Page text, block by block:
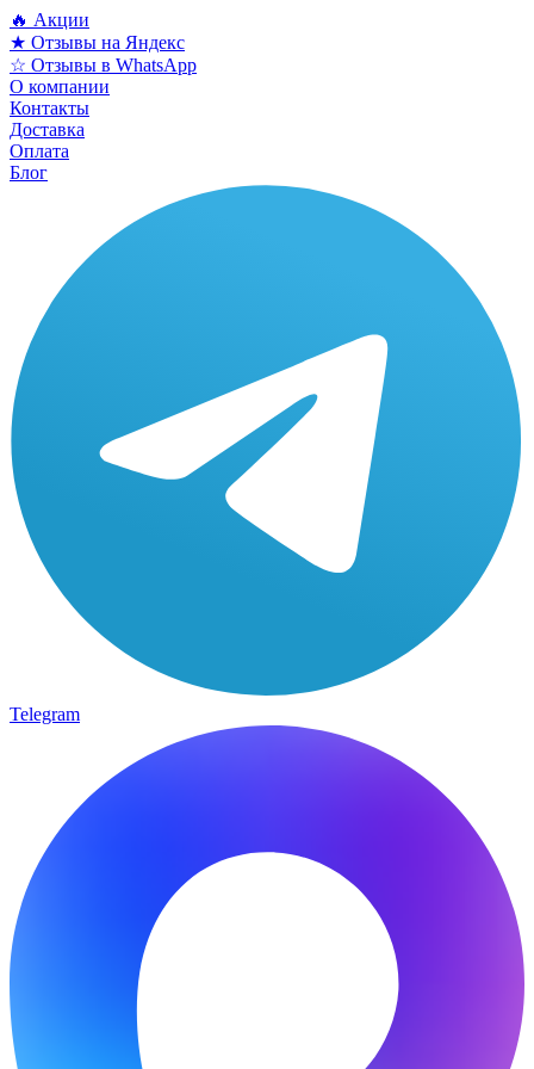
🔥 Акции
★ Отзывы на Яндекс
☆ Отзывы в WhatsApp
О компании
Контакты
Доставка
Оплата
Блог
Telegram